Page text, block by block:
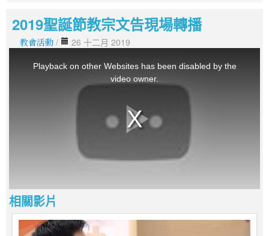
2019聖誕節教宗文告現場轉播
教會活動 / 26 十二月 2019
相關影片